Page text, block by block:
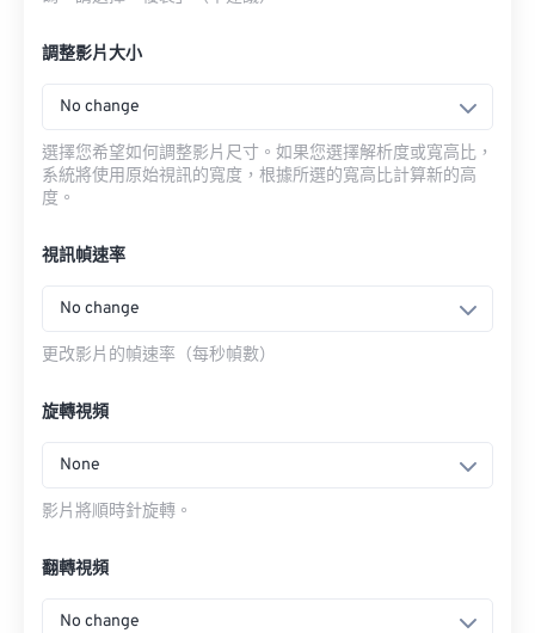
調整影片大小
No change
選擇您希望如何調整影片尺寸。如果您選擇解析度或寬高比，
系統將使用原始視訊的寬度，根據所選的寬高比計算新的高
度。
視訊幀速率
No change
更改影片的幀速率（每秒幀數）
旋轉視頻
None
影片將順時針旋轉。
翻轉視頻
No change